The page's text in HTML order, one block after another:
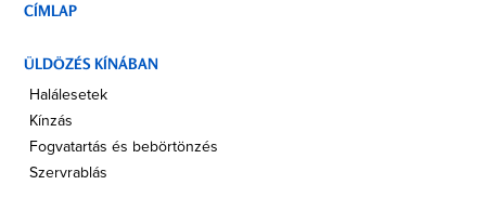
CÍMLAP
ÜLDÖZÉS KÍNÁBAN
Halálesetek
Kínzás
Fogvatartás és bebörtönzés
Szervrablás